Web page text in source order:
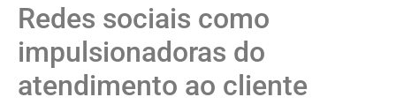
Redes sociais como
impulsionadoras do
atendimento ao cliente